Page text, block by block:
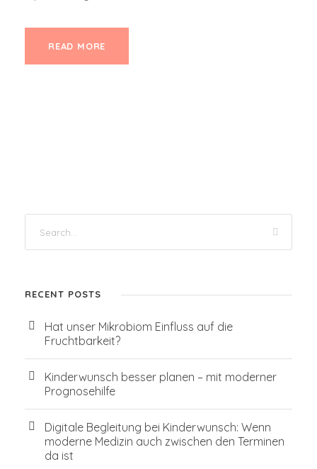
READ MORE
RECENT POSTS
Hat unser Mikrobiom Einfluss auf die
Fruchtbarkeit?
Kinderwunsch besser planen – mit moderner
Prognosehilfe
Digitale Begleitung bei Kinderwunsch: Wenn
moderne Medizin auch zwischen den Terminen
da ist